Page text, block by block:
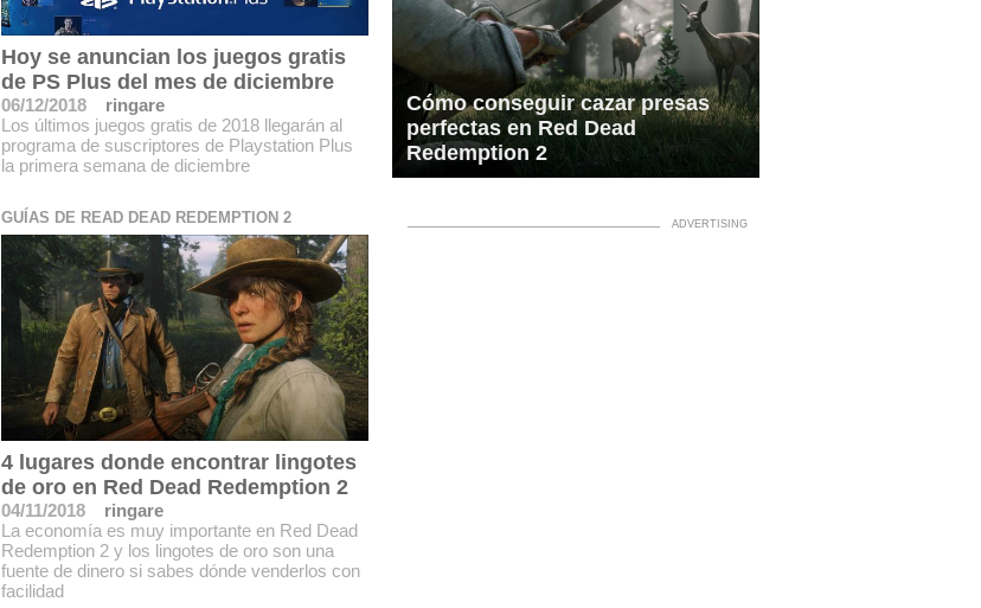
Hoy se anuncian los juegos gratis
de PS Plus del mes de diciembre
06/12/2018
ringare
Los últimos juegos gratis de 2018 llegarán al
programa de suscriptores de Playstation Plus
la primera semana de diciembre
Cómo conseguir cazar presas
perfectas en Red Dead
Redemption 2
GUÍAS DE READ DEAD REDEMPTION 2
4 lugares donde encontrar lingotes
de oro en Red Dead Redemption 2
04/11/2018
ringare
La economía es muy importante en Red Dead
Redemption 2 y los lingotes de oro son una
fuente de dinero si sabes dónde venderlos con
facilidad